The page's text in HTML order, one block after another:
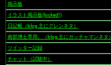
掲示板
イラスト掲示板(locked!)
日記帳（blog 主にグレンネタ）
南部博士専用。（blog 主にガッチャマンネタ）
ツイッター記録
チャット（試験中）